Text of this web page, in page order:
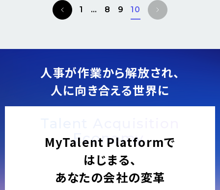
P
r
u
s
1 … 8 9 10
N
e
人事が作業から解放され、
人に向き合える世界に
Economy.
MyTalent Platformで
はじまる、
あなたの会社の変革